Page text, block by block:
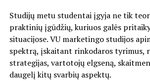
Studijų metu studentai įgyja ne tik
praktinių įgūdžių, kuriuos galės
situacijose. VU marketingo studijos
spektrą, įskaitant rinkodaros tyrimus,
strategijas, vartotojų elgseną,
daugelį kitų svarbių aspektų.